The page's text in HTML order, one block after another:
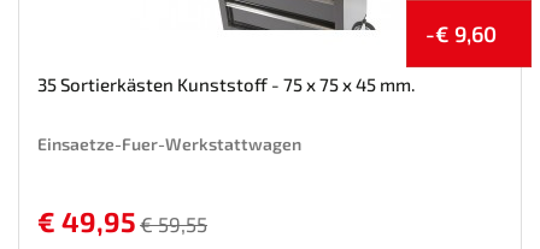
-€ 9,60
35 Sortierkästen Kunststoff - 75 x 75 x 45 mm.
Einsaetze-Fuer-Werkstattwagen
€ 49,95 € 59,55